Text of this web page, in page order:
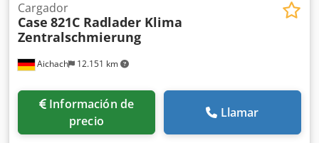
Aichach 12.151 km
Cargador
Case 821C Radlader Klima
Zentralschmierung
Información de
precio
Llamar